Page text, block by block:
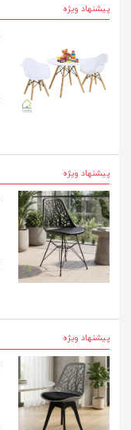
پیشنهاد ویژه
پیشنهاد ویژه
پیشنهاد ویژه